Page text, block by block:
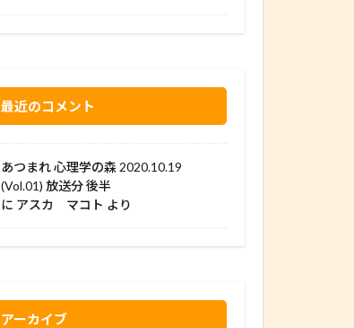
最近のコメント
あつまれ 心理学の森 2020.10.19
(Vol.01) 放送分 後半
に アスカ マコト より
アーカイブ